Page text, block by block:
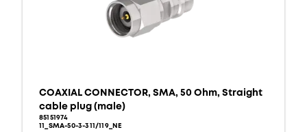
COAXIAL CONNECTOR, SMA, 50 Ohm, Straight
cable plug (male)
85151974
11_SMA-50-3-311/119_NE